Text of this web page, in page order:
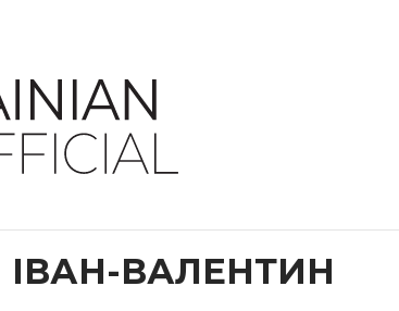
ВАЛЕНТИН